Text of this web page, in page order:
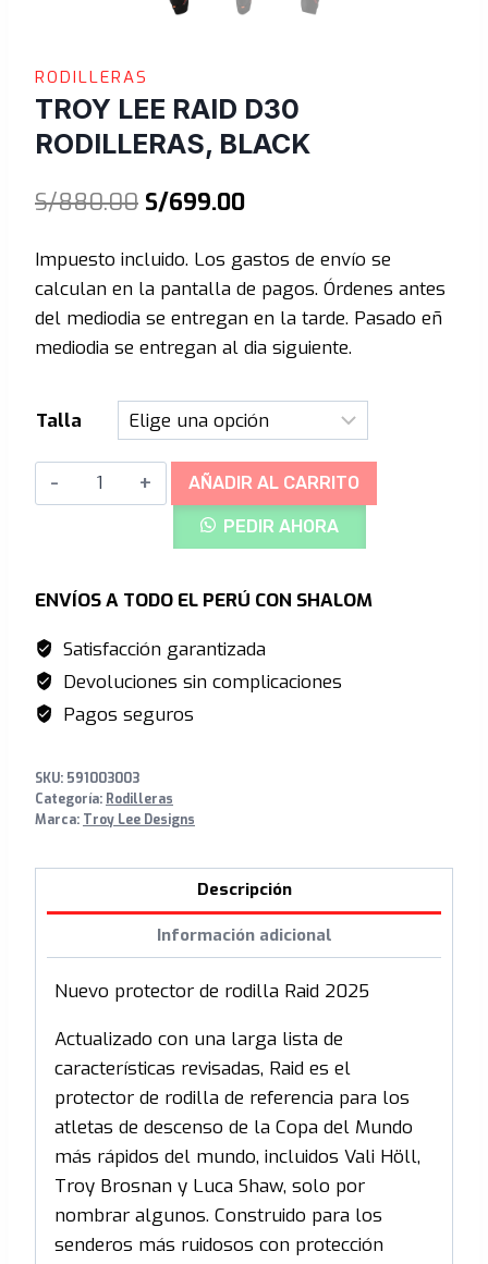
RODILLERAS
TROY LEE RAID D30
RODILLERAS, BLACK
S/880.00 El
original
era:
S/880.00.
S/699.00El
actual
es:
S/699.00.
Impuesto incluido. Los gastos de envío se
calculan en la pantalla de pagos. Órdenes antes
del mediodia se entregan en la tarde. Pasado eñ
mediodia se entregan al dia siguiente.
Talla
Troy
Lee
Rodilleras,
cantidad
AÑADIR AL CARRITO
PEDIR AHORA
ENVÍOS A TODO EL PERÚ CON SHALOM
Satisfacción garantizada
Devoluciones sin complicaciones
Pagos seguros
SKU: 591003003
Categoría: Rodilleras
Marca: Troy Lee Designs
Descripción
Información adicional
Nuevo protector de rodilla Raid 2025
Actualizado con una larga lista de
características revisadas, Raid es el
protector de rodilla de referencia para los
atletas de descenso de la Copa del Mundo
más rápidos del mundo, incluidos Vali Höll,
Troy Brosnan y Luca Shaw, solo por
nombrar algunos. Construido para los
senderos más ruidosos con protección